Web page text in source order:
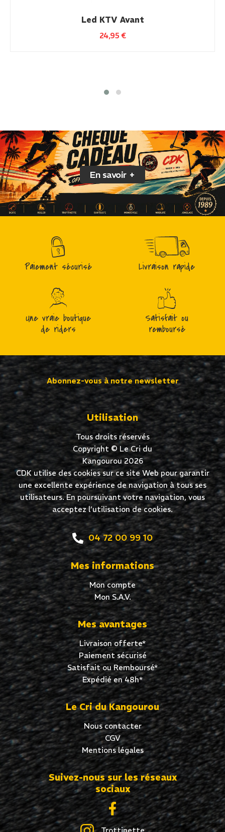
Led KTV Avant
24,95€
En savoir +
Paiement sécurisé Livraison rapide
Une vraie boutique
de riders
Satisfait ou
remboursé
Abonnez-vous à notre newsletter
Utilisation
Tous droits réservés
Copyright © Le Cri du
Kangourou 2026
CDK utilise des cookies sur ce site Web pour garantir
une excellente expérience de navigation à tous ses
utilisateurs. En poursuivant votre navigation, vous
acceptez l’utilisation de cookies.
04 72 00 99 10
Mes informations
Mon compte
Mon S.A.V.
Mes avantages
Livraison offerte*
Paiement sécurisé
Satisfait ou Remboursé*
Expédié en 48h*
Le Cri du Kangourou
Nous contacter
CGV
Mentions légales
Suivez-nous sur les réseaux
sociaux